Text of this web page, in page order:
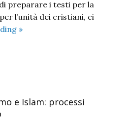
preparare i testi per la
l’unità dei cristiani, ci
Imparate
la
»
e Islam: processi